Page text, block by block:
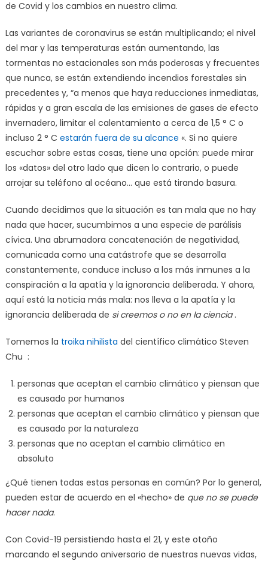
de Covid y los cambios en nuestro clima.
Las variantes de coronavirus se están multiplicando; el nivel
del mar y las temperaturas están aumentando, las
tormentas no estacionales son más poderosas y frecuentes
que nunca, se están extendiendo incendios forestales sin
precedentes y, “a menos que haya reducciones inmediatas,
rápidas y a gran escala de las emisiones de gases de efecto
invernadero, limitar el calentamiento a cerca de 1,5 ° C o
incluso 2 ° C estarán fuera de su alcance «. Si no quiere
escuchar sobre estas cosas, tiene una opción: puede mirar
los «datos» del otro lado que dicen lo contrario, o puede
arrojar su teléfono al océano… que está tirando basura.
Cuando decidimos que la situación es tan mala que no hay
nada que hacer, sucumbimos a una especie de parálisis
cívica. Una abrumadora concatenación de negatividad,
comunicada como una catástrofe que se desarrolla
constantemente, conduce incluso a los más inmunes a la
conspiración a la apatía y la ignorancia deliberada. Y ahora,
aquí está la noticia más mala: nos lleva a la apatía y la
ignorancia deliberada de si creemos o no en la ciencia.
Tomemos la troika nihilista del científico climático Steven
Chu :
personas que aceptan el cambio climático y piensan que
es causado por humanos
personas que aceptan el cambio climático y piensan que
es causado por la naturaleza
personas que no aceptan el cambio climático en
absoluto
¿Qué tienen todas estas personas en común? Por lo general,
pueden estar de acuerdo en el «hecho» de que no se puede
hacer nada.
Con Covid-19 persistiendo hasta el 21, y este otoño
marcando el segundo aniversario de nuestras nuevas vidas,